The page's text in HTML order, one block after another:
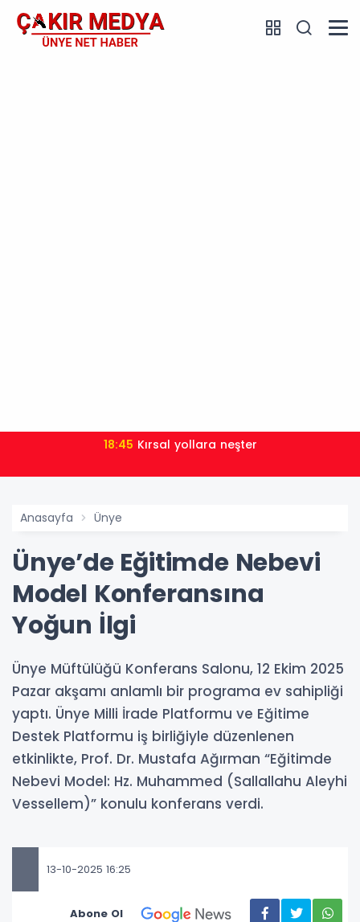
18:45 Kırsal yollara neşter
Anasayfa Ünye
Ünye’de Eğitimde Nebevi
Model Konferansına
Yoğun İlgi
Ünye Müftülüğü Konferans Salonu, 12 Ekim 2025
Pazar akşamı anlamlı bir programa ev sahipliği
yaptı. Ünye Milli İrade Platformu ve Eğitime
Destek Platformu iş birliğiyle düzenlenen
etkinlikte, Prof. Dr. Mustafa Ağırman “Eğitimde
Nebevi Model: Hz. Muhammed (Sallallahu Aleyhi
Vessellem)” konulu konferans verdi.
13-10-2025 16:25
Abone Ol